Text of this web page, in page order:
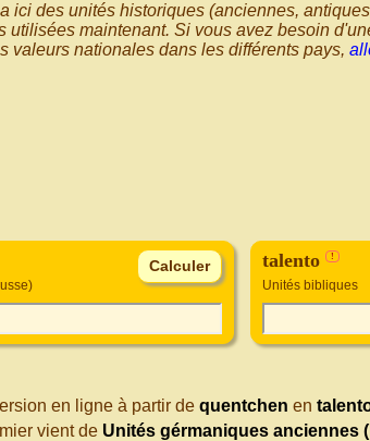
ici des unités historiques (anciennes,
utilisées maintenant. Si vous avez besoin
valeurs nationales dans les différents pays,
talento !
Unités bibliques
en ligne à partir de quentchen en
vient de Unités gérmaniques anciennes